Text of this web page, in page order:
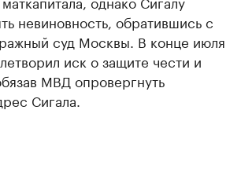
невиновность, обратившись с
суд Москвы. В конце июля
иск о защите чести и
МВД опровергнуть
Сигала.